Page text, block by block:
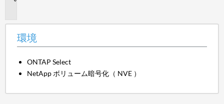
環境
ONTAP Select
NetApp ボリューム暗号化（ NVE ）